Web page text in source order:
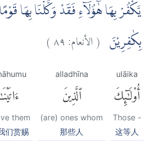
يَّكْفُرْ بِهَا هٰٓؤُلَاۤءِ فَقَدْ وَكَّلْنَا بِهَا
بِكٰفِرِيْنَ (الأنعام:٨٩)
ulāika
أُو۟لَٰٓئِكَ
Those -
这等人
alladhīna
ٱلَّذِينَ
(are) ones whom
那些人
them
们赏赐